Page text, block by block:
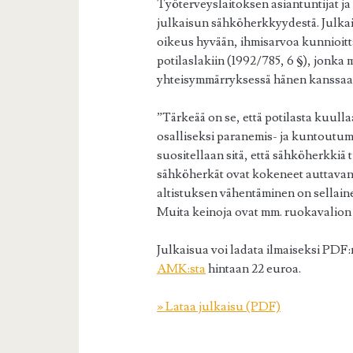
Työterveyslaitoksen asiantuntijat
julkaisun sähköherkkyydestä.
oikeus hyvään, ihmisarvoa
potilaslakiin (1992/785, 6 §), jonka
yhteisymmärryksessä hänen
”Tärkeää on se, että potilasta
osalliseksi paranemis- ja
suositellaan sitä, että
sähköherkät ovat kokeneet
altistuksen vähentäminen on
Muita keinoja ovat mm.
Julkaisua voi ladata ilmaiseksi
AMK:stahintaan 22 euroa.
» Lataa julkaisu (PDF)